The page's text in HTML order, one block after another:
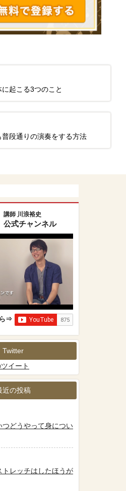
に起こる3つのこと
普段通りの演奏をする方法
講師 川浪裕史
公式チャンネル
ら⇒
Twitter
イート
近の投稿
つどうやって身につい
トレッチはしたほうが